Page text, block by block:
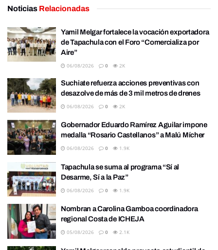
Noticias Relacionadas
Yamil Melgar fortalece la vocación exportadora
de Tapachula con el Foro “Comercializa por
Aire”
06/08/2026 0 2K
Suchiate refuerza acciones preventivas con
desazolve de más de 3 mil metros de drenes
06/08/2026 0 2K
Gobernador Eduardo Ramírez Aguilar impone
medalla “Rosario Castellanos” a Malú Mícher
06/08/2026 0 1.9K
Tapachula se suma al programa “Sí al
Desarme, Sí a la Paz”
06/08/2026 0 1.9K
Nombran a Carolina Gamboa coordinadora
regional Costa de ICHEJA
05/08/2026 0 2.1K